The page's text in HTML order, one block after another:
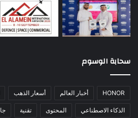
سحابة الوسوم
HONOR أخبار العالم أسعار الذهب
الذكاء الاصطناعي المحتوى تقنية